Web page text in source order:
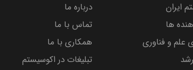
ایران
ها
علم و فناوری
درباره ما
تماس با ما
همکاری با ما
تبلیغات در اکوسیستم